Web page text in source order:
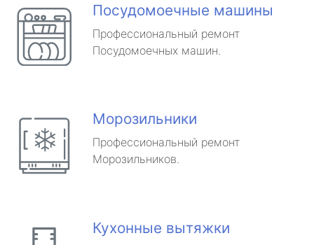
Посудомоечные машины
Профессиональный ремонт
Посудомоечных машин.
Морозильники
Профессиональный ремонт
Морозильников.
Кухонные вытяжки